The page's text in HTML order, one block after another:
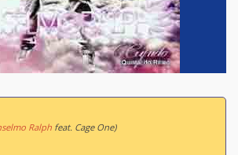
Ralph feat. Cage One)